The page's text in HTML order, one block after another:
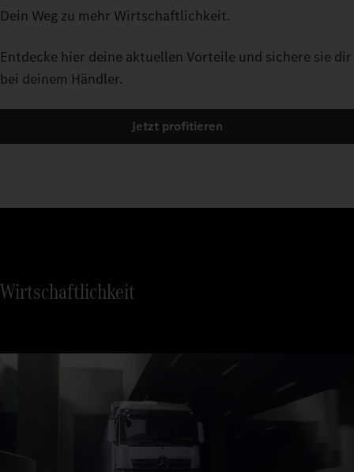
willst mehr? Es gibt zahlreiche optionale Features wie den
vorausschauende Erkennung des Straßenverlaufs: Predictive
5 Prozentsenken. Auf der Autobahn ebenso wie auf der
Landstraße.
Dein Weg zu mehr Wirtschaftlichkeit.
Entdecke hier deine aktuellen Vorteile und sichere sie dir
bei deinem Händler.
Jetzt profitieren
Wirtschaftlichkeit